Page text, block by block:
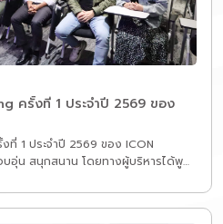
ครั้งที่ 1 ประจำปี 2569 ของ
ที่ 1 ประจำปี 2569 ของ ICON
บอุ่น สนุกสนาน โดยทางผู้บริหารได้พูด
งมั่นคง
าพบุคลากรอย่างต่อเนื่อง ทั้งในด้าน